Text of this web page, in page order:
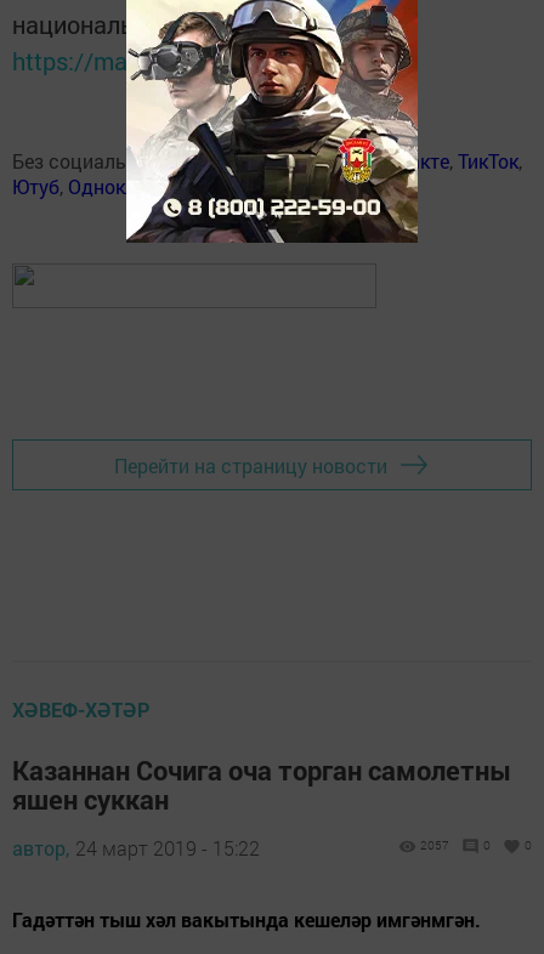
национальном мессенджере MАХ:
https://max.ru/tatmedia
Без социаль челтәрләрдә:Телеграм,ВКонтакте,ТикТок,
Ютуб, Одноклассники Твиттер, Яндекс.Дзен
Перейти на страницу новости
ХӘВЕФ-ХӘТӘР
Казаннан Сочига оча торган самолетны
яшен суккан
автор, 24 март 2019 - 15:22 2057 0 0
Гадәттән тыш хәл вакытында кешеләр имгәнмгән.